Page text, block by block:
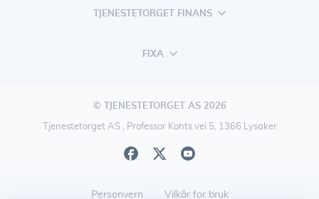
TJENESTETORGET FINANS
FIXA
© TJENESTETORGET AS 2026
Tjenestetorget AS , Professor Kohts vei 5, 1366 Lysaker
Personvern Vilkår for bruk